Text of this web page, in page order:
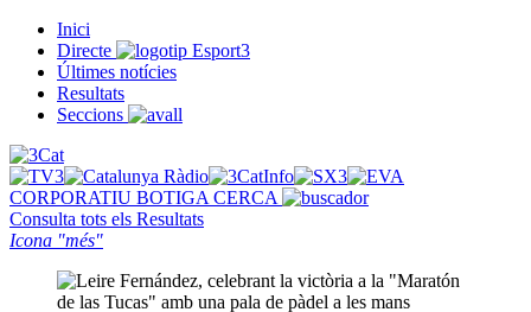
Inici
Directe
Últimes notícies
Resultats
Seccions
CORPORATIU BOTIGA CERCA
Consulta tots els Resultats
Icona "més"